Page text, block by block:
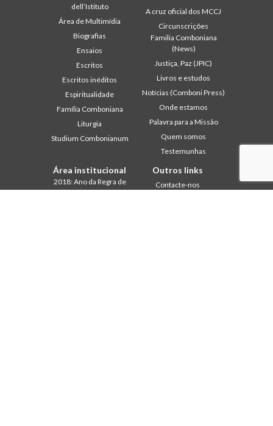
dell’Istituto
Área de Multimídia
Biografias
Ensaios
Escritos
Escritos inéditos
Espiritualidade
Família Comboniana
Liturgia
Studium Combonianum
A cruz oficial dos MCCJ
Circunscrições
Familia Comboniana
(News)
Justiça, Paz (JPIC)
Livros e estudos
Notícias (Comboni Press)
Onde estamos
Palavra para a Missão
Quem somos
Testemunhas
Área institucional
2018: Ano da Regra de
Vida
Outros links
Contacte-nos